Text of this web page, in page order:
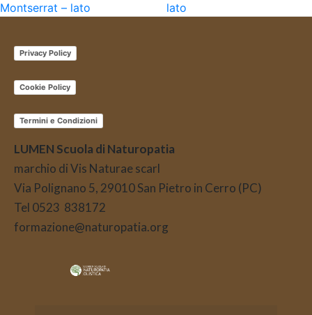
Montserrat – lato
lato
LUMEN Scuola di Naturopatia
marchio di Vis Naturae scarl
Via Polignano 5, 29010 San Pietro in Cerro (PC)
Tel 0523 838172
formazione@naturopatia.org
Privacy Policy
Cookie Policy
Termini e Condizioni